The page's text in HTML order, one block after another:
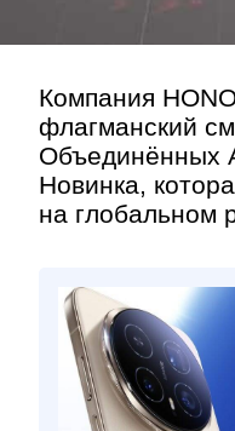
Компания
флагманский
Объединённых
Новинка,
на глобальном
Контакт»